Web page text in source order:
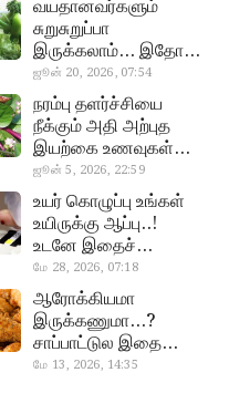
வயதானவர்களும்
சுறுசுறுப்பா
இருக்கலாம்… இதோ
சூப்பர் உணவுகள்!
ஜூன் 20, 2026, 07:54
நரம்பு தளர்ச்சியை
நீக்கும் அதி அற்புத
இயற்கை உணவுகள்…
தவற விட்டுறாதீங்க!
ஜூன் 5, 2026, 22:59
உயர் கொழுப்பு உங்கள்
உயிருக்கு ஆப்பு..!
உடனே இதைச்
செய்யுங்க!
மே 28, 2026, 07:18
ஆரோக்கியமா
இருக்கணுமா…?
சாப்பாட்டுல இதை
எல்லாம்
மே 13, 2026, 14:35